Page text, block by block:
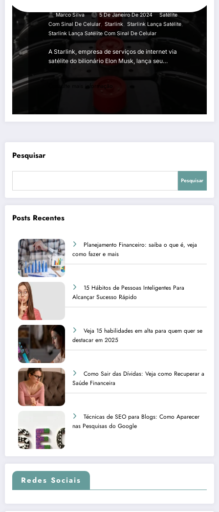
Marco Silva 5 De Janeiro De 2024
Satélite
Com Sinal De Celular, Starlink, Starlink Lança Satélite,
Starlink Lança Satélite Com Sinal De Celular
A Starlink, empresa de serviços de internet via
satélite do bilionário Elon Musk, lança seu…
Consulte mais informação
Pesquisar
Pesquisar
Posts Recentes
Planejamento Financeiro: saiba o que é, veja
como fazer e mais
15 Hábitos de Pessoas Inteligentes Para
Alcançar Sucesso Rápido
Veja 15 habilidades em alta para quem quer se
destacar em 2025
Como Sair das Dívidas: Veja como Recuperar a
Saúde Financeira
Técnicas de SEO para Blogs: Como Aparecer
nas Pesquisas do Google
Redes Sociais